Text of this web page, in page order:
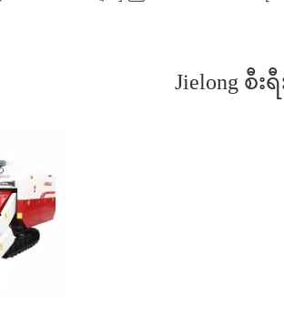
Jielong စီးရီ